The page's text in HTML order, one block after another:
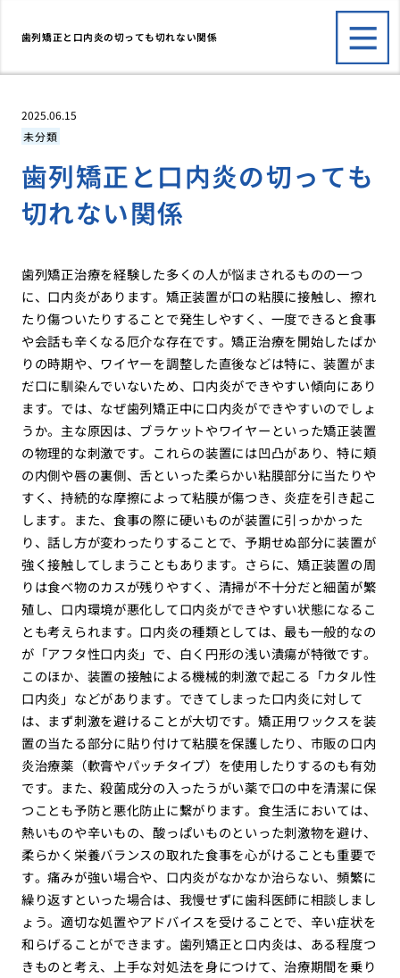
歯列矯正と口内炎の切っても切れない関係
2025.06.15
未分類
歯列矯正と口内炎の切っても
切れない関係
歯列矯正治療を経験した多くの人が悩まされるものの一つ
に、口内炎があります。矯正装置が口の粘膜に接触し、擦れ
たり傷ついたりすることで発生しやすく、一度できると食事
や会話も辛くなる厄介な存在です。矯正治療を開始したばか
りの時期や、ワイヤーを調整した直後などは特に、装置がま
だ口に馴染んでいないため、口内炎ができやすい傾向にあり
ます。では、なぜ歯列矯正中に口内炎ができやすいのでしょ
うか。主な原因は、ブラケットやワイヤーといった矯正装置
の物理的な刺激です。これらの装置には凹凸があり、特に頬
の内側や唇の裏側、舌といった柔らかい粘膜部分に当たりや
すく、持続的な摩擦によって粘膜が傷つき、炎症を引き起こ
します。また、食事の際に硬いものが装置に引っかかった
り、話し方が変わったりすることで、予期せぬ部分に装置が
強く接触してしまうこともあります。さらに、矯正装置の周
りは食べ物のカスが残りやすく、清掃が不十分だと細菌が繁
殖し、口内環境が悪化して口内炎ができやすい状態になるこ
とも考えられます。口内炎の種類としては、最も一般的なの
が「アフタ性口内炎」で、白く円形の浅い潰瘍が特徴です。
このほか、装置の接触による機械的刺激で起こる「カタル性
口内炎」などがあります。できてしまった口内炎に対して
は、まず刺激を避けることが大切です。矯正用ワックスを装
置の当たる部分に貼り付けて粘膜を保護したり、市販の口内
炎治療薬（軟膏やパッチタイプ）を使用したりするのも有効
です。また、殺菌成分の入ったうがい薬で口の中を清潔に保
つことも予防と悪化防止に繋がります。食生活においては、
熱いものや辛いもの、酸っぱいものといった刺激物を避け、
柔らかく栄養バランスの取れた食事を心がけることも重要で
す。痛みが強い場合や、口内炎がなかなか治らない、頻繁に
繰り返すといった場合は、我慢せずに歯科医師に相談しまし
ょう。適切な処置やアドバイスを受けることで、辛い症状を
和らげることができます。歯列矯正と口内炎は、ある程度つ
きものと考え、上手な対処法を身につけて、治療期間を乗り